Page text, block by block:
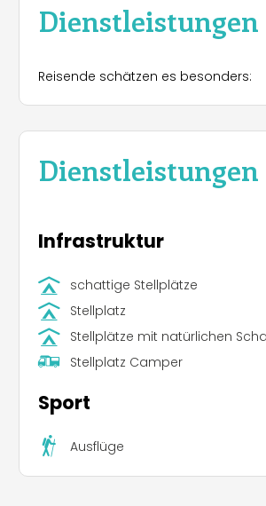
Dienstleistungen
Reisende schätzen es besonders:
Dienstleistungen
Infrastruktur
schattige Stellplätze
Stellplatz
Stellplätze mit natürlichen
Stellplatz Camper
Sport
Ausflüge